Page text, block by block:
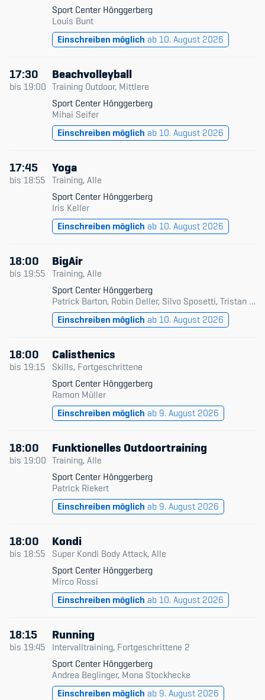
Sport Center Hönggerberg
Louis Bunt
Einschreiben möglich ab 10. August 2026
17:30
bis 19:00
Beachvolleyball
Training Outdoor, Mittlere
Sport Center Hönggerberg
Mihai Seifer
Einschreiben möglich ab 10. August 2026
17:45
bis 18:55
Yoga
Training, Alle
Sport Center Hönggerberg
Iris Keller
Einschreiben möglich ab 10. August 2026
18:00
bis 19:55
BigAir
Training, Alle
Sport Center Hönggerberg
Patrick Barton, Robin Deller, Silvo Sposetti, Tristan Gabl
Einschreiben möglich ab 10. August 2026
18:00
bis 19:15
Calisthenics
Skills, Fortgeschrittene
Sport Center Hönggerberg
Ramon Müller
Einschreiben möglich ab 9. August 2026
18:00
bis 19:00
Funktionelles Outdoortraining
Training, Alle
Sport Center Hönggerberg
Patrick Riekert
Einschreiben möglich ab 9. August 2026
18:00
bis 18:55
Kondi
Super Kondi Body Attack, Alle
Sport Center Hönggerberg
Mirco Rossi
Einschreiben möglich ab 10. August 2026
18:15
bis 19:45
Running
Intervalltraining, Fortgeschrittene 2
Sport Center Hönggerberg
Andrea Beglinger, Mona Stockhecke
Einschreiben möglich ab 9. August 2026